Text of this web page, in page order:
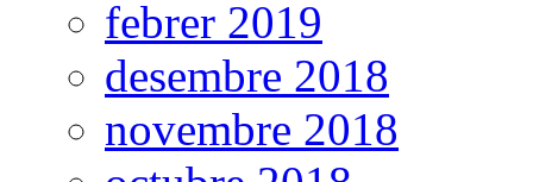
febrer 2019
desembre 2018
novembre 2018